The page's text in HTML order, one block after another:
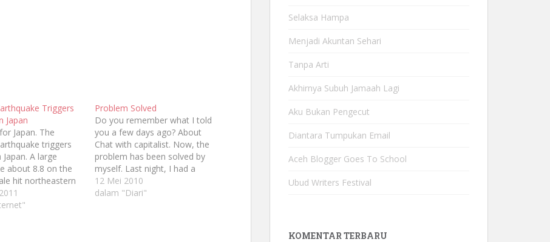
Triggers
Japan
Japan. The
triggers
A large
about 8.8 on the
hit northeastern
off tsunami. The
hit 125
Problem Solved
Do you remember what I told
you a few days ago? About
Chat with capitalist. Now, the
problem has been solved by
myself. Last night, I had a
briliant idea. Why I did not use
my Virtual Private Server (VPS)
12 Mei 2010
dalam "Diari"
Selaksa Hampa
Menjadi Akuntan Sehari
Tanpa Arti
Akhirnya Subuh Jamaah Lagi
Aku Bukan Pengecut
Diantara Tumpukan Email
Aceh Blogger Goes To School
Ubud Writers Festival
KOMENTAR TERBARU